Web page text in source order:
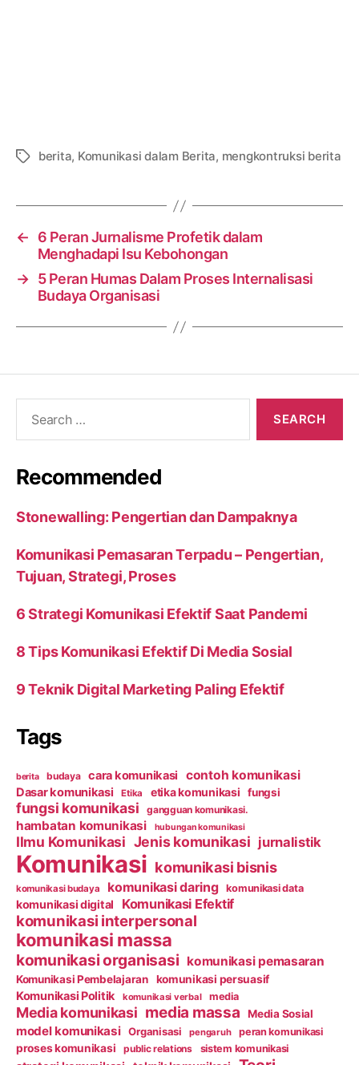
Tagsberita, Komunikasi dalam Berita, mengkontruksi berita
←
6 Peran Jurnalisme Profetik dalam
Menghadapi Isu Kebohongan
→ 5 Peran Humas Dalam Proses Internalisasi
Budaya Organisasi
Recommended
Stonewalling: Pengertian dan Dampaknya
Komunikasi Pemasaran Terpadu – Pengertian,
Tujuan, Strategi, Proses
6 Strategi Komunikasi Efektif Saat Pandemi
8 Tips Komunikasi Efektif Di Media Sosial
9 Teknik Digital Marketing Paling Efektif
Tags
berita budaya cara komunikasi contoh komunikasi
Dasar komunikasi Etika etika komunikasi fungsi
fungsi komunikasi gangguan komunikasi.
hambatan komunikasi hubungan komunikasi
Ilmu Komunikasi Jenis komunikasi jurnalistik
Komunikasi komunikasi bisnis
komunikasi budaya komunikasi daring komunikasi data
komunikasi digital Komunikasi Efektif
komunikasi interpersonal
komunikasi massa
komunikasi organisasi komunikasi pemasaran
Komunikasi Pembelajaran komunikasi persuasif
Komunikasi Politik komunikasi verbal media
Media komunikasi media massa Media Sosial
model komunikasi Organisasi pengaruh peran komunikasi
proses komunikasi public relations sistem komunikasi